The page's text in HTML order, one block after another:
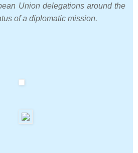
Union delegations around the
of a diplomatic mission.